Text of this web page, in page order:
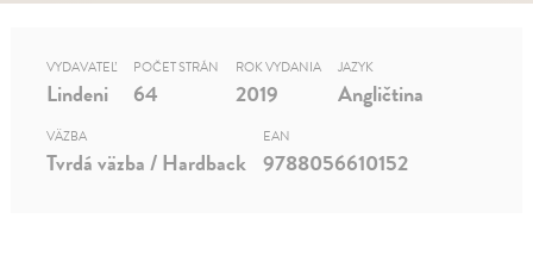
VYDAVATEĽ
Lindeni
POČET STRÁN
64
ROK VYDANIA
2019
JAZYK
Angličtina
VÄZBA
Tvrdá väzba / Hardback
EAN
9788056610152